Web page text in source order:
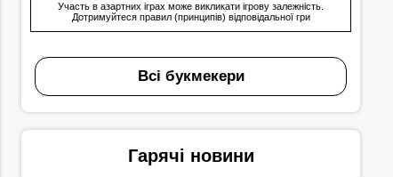
Участь в азартних іграх може викликати ігрову залежність.
Дотримуйтеся правил (принципів) відповідальної гри
Всі букмекери
Гарячі новини